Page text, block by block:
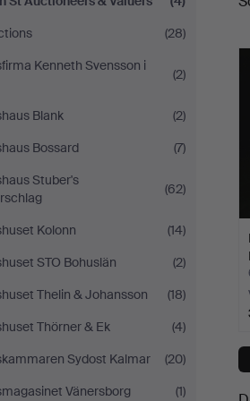
(28)
Kenneth Svensson i
(2)
Blank
(2)
Bossard
(7)
Stuber's
(62)
Kolonn
(14)
STO Bohuslän
(2)
Thelin & Johansson
(18)
Thörner & Ek
(4)
Sydost Kalmar
(20)
Vänersborg
(1)